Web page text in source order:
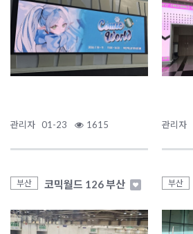
관리자 01-23 1615 관리자
부산 코믹월드 126 부산 부산